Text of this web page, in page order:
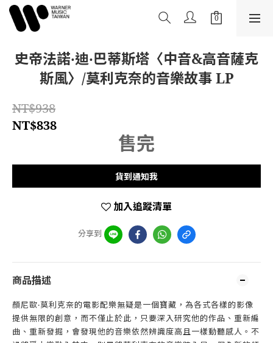
史帝法諾‧迪‧巴蒂斯塔〈中音&高音薩克
斯風〉/莫利克奈的音樂故事 LP
NT$938
NT$838
售完
貨到通知我
加入追蹤清單
分享到
商品描述
顏尼歐‧莫利克奈的電影配樂無疑是一個寶藏，為各式各樣的影像
提供無限的創意，而不僅止於此，只要深入研究他的作品、重新編
曲、重新發掘，會發現他的音樂依然辨識度高且一樣動聽感人。不